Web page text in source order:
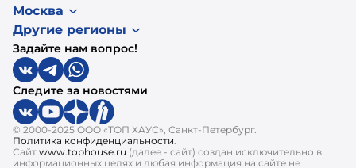
Москва
Другие регионы
Задайте нам вопрос!
Следите за новостями
© 2000-2025 ООО «ТОП ХАУС», Санкт-Петербург.
Политика конфиденциальности
Сайт www.tophouse.ru (далее - сайт) создан исключительно в
информационных целях и любая информация на сайте не